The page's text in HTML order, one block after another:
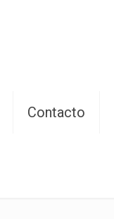
Contacto